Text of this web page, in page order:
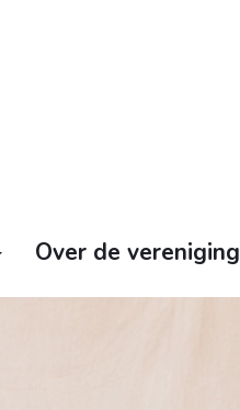
Over de vereniging